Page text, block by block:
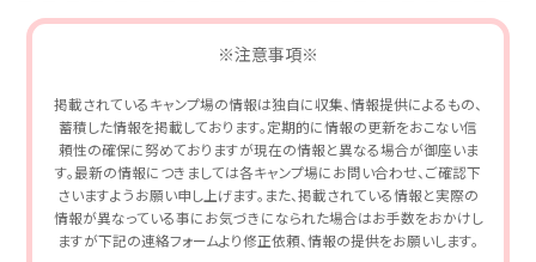
※注意事項※
掲載されているキャンプ場の情報は独自に収集、情報提供によるもの、
蓄積した情報を掲載しております。定期的に情報の更新をおこない信
頼性の確保に努めておりますが現在の情報と異なる場合が御座いま
す。最新の情報につきましては各キャンプ場にお問い合わせ、ご確認下
さいますようお願い申し上げます。また、掲載されている情報と実際の
情報が異なっている事にお気づきになられた場合はお手数をおかけし
ますが下記の連絡フォームより修正依頼、情報の提供をお願いします。